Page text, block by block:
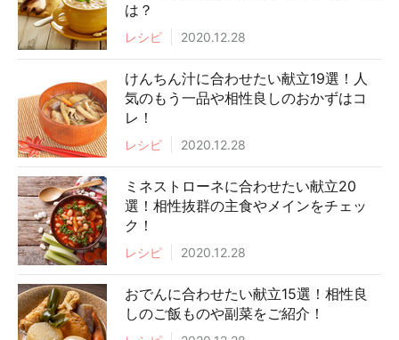
は？
レシピ 2020.12.28
けんちん汁に合わせたい献立19選！人
気のもう一品や相性良しのおかずはコ
レ！
レシピ 2020.12.28
ミネストローネに合わせたい献立20
選！相性抜群の主食やメインをチェッ
ク！
レシピ 2020.12.28
おでんに合わせたい献立15選！相性良
しのご飯ものや副菜をご紹介！